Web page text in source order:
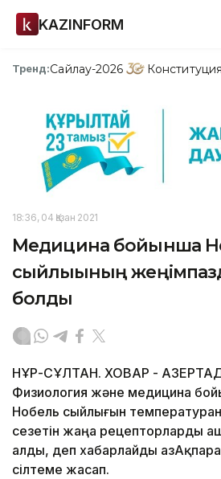
KAZINFORM
Тренд:Сайлау-2026
18:36, 04 Қазан 2021
Медицина бойынша
сыйлығының
болды
НҰР-СҰЛТАН. ХОВАР -
Физиология және медицина
Нобель сыйлығын
сезетін жаңа рецепторларды
алды, деп хабарлайды
сілтеме жасап.